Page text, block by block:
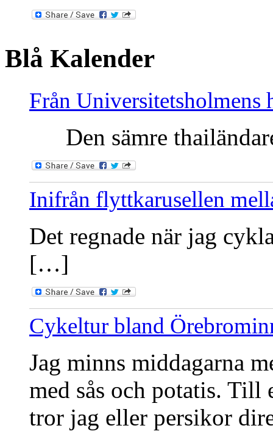
Blå Kalender
Från Universitetsholmens
Den sämre
Inifrån flyttkarusellen
Det regnade när jag
[…]
Cykeltur bland
Jag minns middagarna
med sås och potatis. Till
tror jag eller persikor